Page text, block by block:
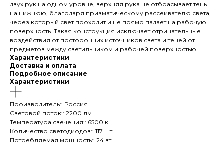
двух рук на одном уровне, верхняя рука не отбрасывает тень
на нижнюю, благодаря призматическому рассеивателю света,
через который свет проходит и не прямо падает на рабочую
поверхность. Такая конструкция исключает отрицательные
воздействия от посторонних источников света и теней от
предметов между светильником и рабочей поверхностью.
Характеристики
Доставка и оплата
Подробное описание
Характеристики
Производитель:: Россия
Световой поток:: 2200 лм
Температура свечения:: 6500 к
Количество светодиодов:: 117 шт
Потребляемая мощность:: 24 вт